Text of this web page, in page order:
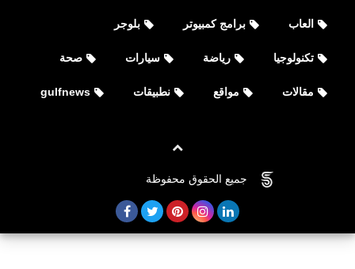
العاب برامج كمبيوتر بلوجر
تكنولوجيا رياضة سيارات صحة
مقالات مواقع نطبيقات gulfnews
جميع الحقوق محفوظة